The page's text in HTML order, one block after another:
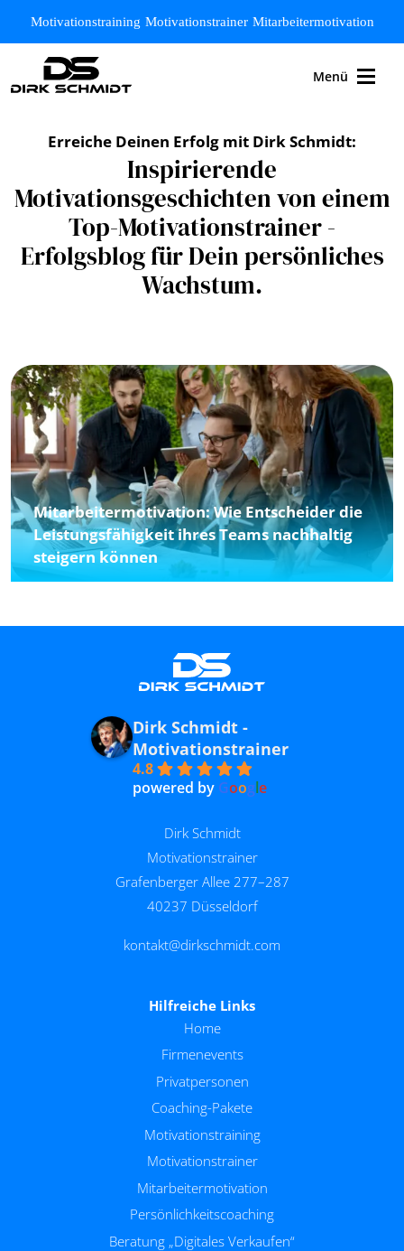
Motivationstraining Motivationstrainer Mitarbeitermotivation
Menü
Erreiche Deinen Erfolg mit Dirk Schmidt:
Inspirierende
Motivationsgeschichten von einem
Top-Motivationstrainer -
Erfolgsblog für Dein persönliches
Wachstum.
Mitarbeitermotivation: Wie Entscheider die
Leistungsfähigkeit ihres Teams nachhaltig
steigern können
Dirk Schmidt -
Motivationstrainer
4.8
powered by Google
Dirk Schmidt
Motivationstrainer
Grafenberger Allee 277–287
40237 Düsseldorf
kontakt@dirkschmidt.com
Hilfreiche Links
Home
Firmenevents
Privatpersonen
Coaching-Pakete
Motivationstraining
Motivationstrainer
Mitarbeitermotivation
Persönlichkeitscoaching
Beratung „Digitales Verkaufen“